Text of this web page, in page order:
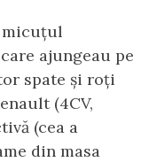
micuțul
ajungeau pe
spate și roți
(4CV,
(cea a
din masa